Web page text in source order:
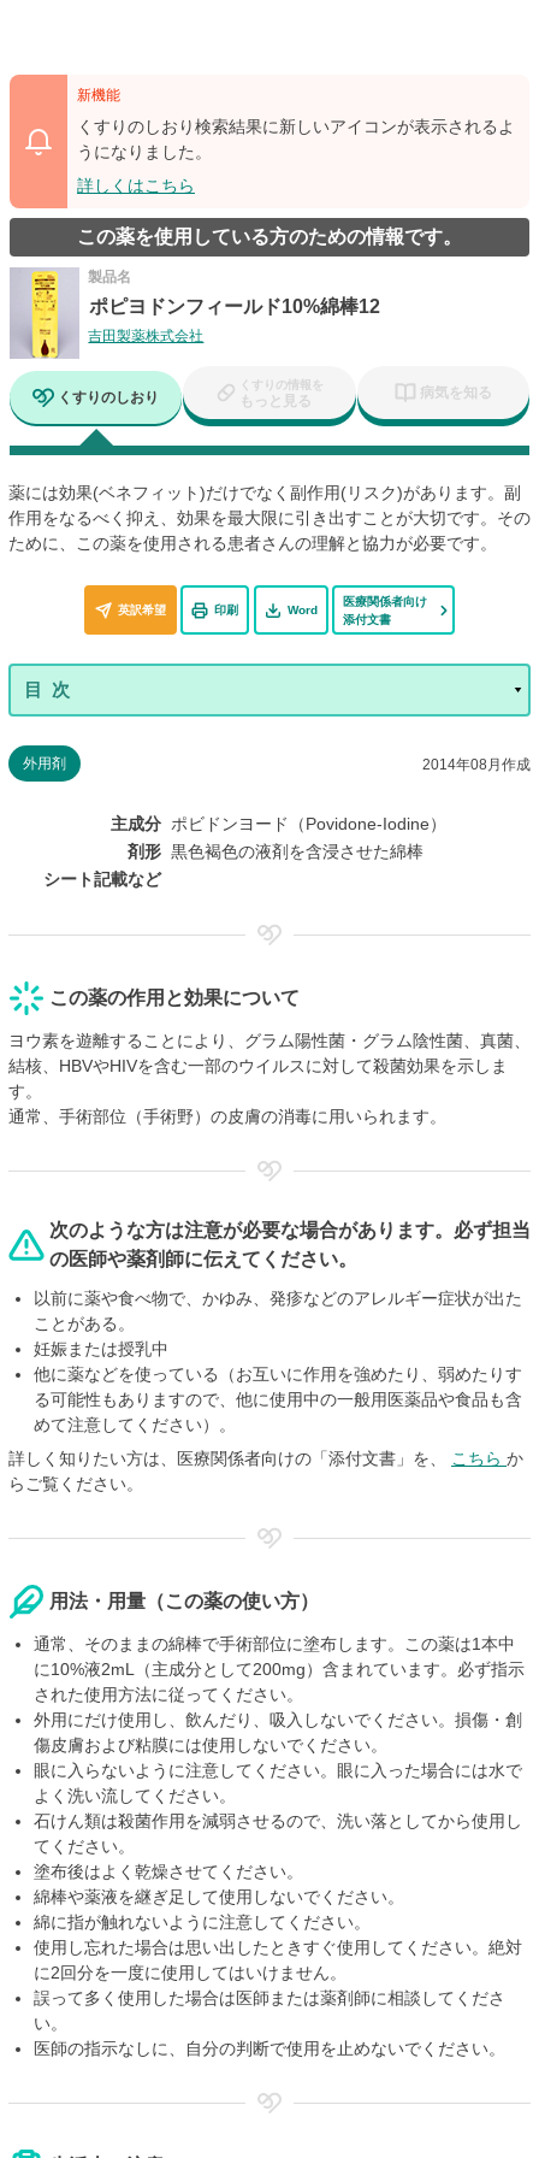
新機能
くすりのしおり検索結果に新しいアイコンが表示されるよ
うになりました。
詳しくはこちら
この薬を使用している方のための情報です。
製品名
ポピヨドンフィールド10%綿棒12
吉田製薬株式会社
くすりのしおり
くすりの情報を
もっと見る 病気を知る
薬には効果(ベネフィット)だけでなく副作用(リスク)があります。副
作用をなるべく抑え、効果を最大限に引き出すことが大切です。その
ために、この薬を使用される患者さんの理解と協力が必要です。
英訳希望 印刷 Word
医療関係者向け
添付文書
外用剤 2014年08月作成
主成分 ポビドンヨード（Povidone-Iodine）
剤形 黒色褐色の液剤を含浸させた綿棒
シート記載など
この薬の作用と効果について
ヨウ素を遊離することにより、グラム陽性菌・グラム陰性菌、真菌、
結核、HBVやHIVを含む一部のウイルスに対して殺菌効果を示しま
す。
通常、手術部位（手術野）の皮膚の消毒に用いられます。
次のような方は注意が必要な場合があります。必ず担当
の医師や薬剤師に伝えてください。
以前に薬や食べ物で、かゆみ、発疹などのアレルギー症状が出た
ことがある。
妊娠または授乳中
他に薬などを使っている（お互いに作用を強めたり、弱めたりす
る可能性もありますので、他に使用中の一般用医薬品や食品も含
めて注意してください）。
詳しく知りたい方は、医療関係者向けの「添付文書」を、
こちら か
らご覧ください。
用法・用量（この薬の使い方）
通常、そのままの綿棒で手術部位に塗布します。この薬は1本中
に10%液2mL（主成分として200mg）含まれています。必ず指示
された使用方法に従ってください。
外用にだけ使用し、飲んだり、吸入しないでください。損傷・創
傷皮膚および粘膜には使用しないでください。
眼に入らないように注意してください。眼に入った場合には水で
よく洗い流してください。
石けん類は殺菌作用を減弱させるので、洗い落としてから使用し
てください。
塗布後はよく乾燥させてください。
綿棒や薬液を継ぎ足して使用しないでください。
綿に指が触れないように注意してください。
使用し忘れた場合は思い出したときすぐ使用してください。絶対
に2回分を一度に使用してはいけません。
誤って多く使用した場合は医師または薬剤師に相談してくださ
い。
医師の指示なしに、自分の判断で使用を止めないでください。